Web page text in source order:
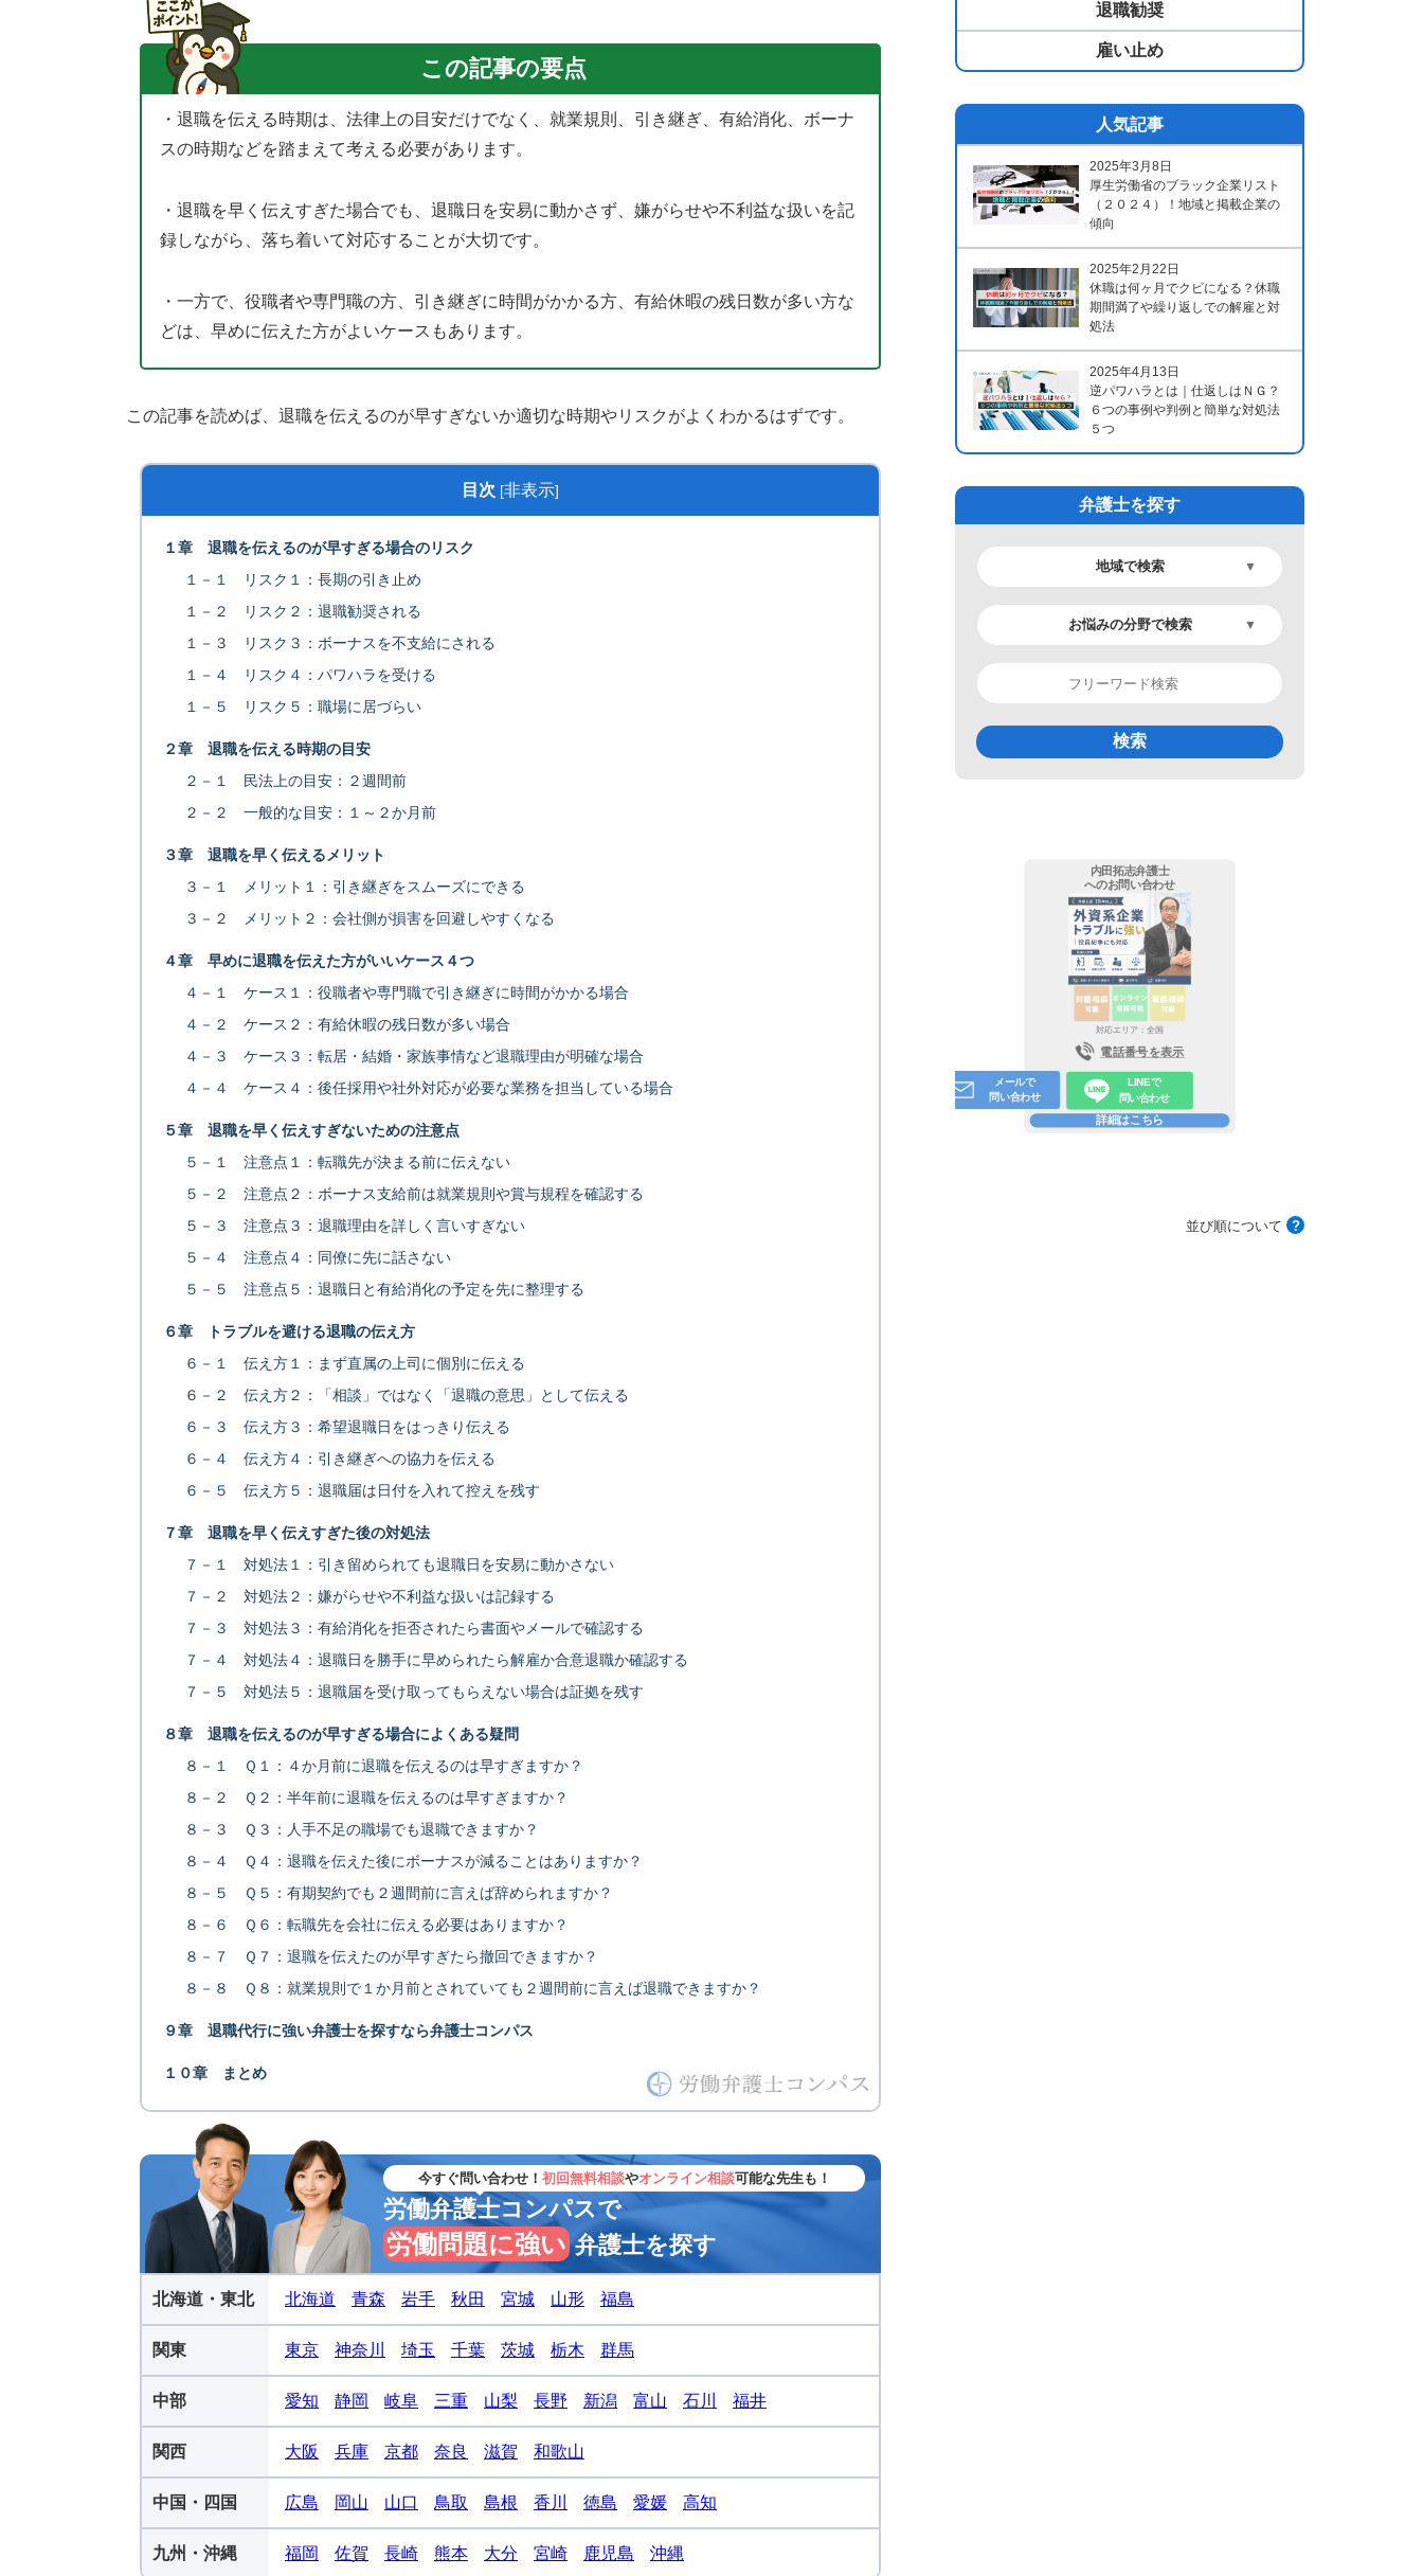
この記事の要点
・退職を伝える時期は、法律上の目安だけでなく、就業規則、引き継ぎ、有給消化、ボーナ
スの時期などを踏まえて考える必要があります。
・退職を早く伝えすぎた場合でも、退職日を安易に動かさず、嫌がらせや不利益な扱いを記
録しながら、落ち着いて対応することが大切です。
・一方で、役職者や専門職の方、引き継ぎに時間がかかる方、有給休暇の残日数が多い方な
どは、早めに伝えた方がよいケースもあります。
この記事を読めば、退職を伝えるのが早すぎないか適切な時期やリスクがよくわかるはずです。
目次 [非表示]
１章 退職を伝えるのが早すぎる場合のリスク
１－１ リスク１：長期の引き止め
１－２ リスク２：退職勧奨される
１－３ リスク３：ボーナスを不支給にされる
１－４ リスク４：パワハラを受ける
１－５ リスク５：職場に居づらい
２章 退職を伝える時期の目安
２－１ 民法上の目安：２週間前
２－２ 一般的な目安：１～２か月前
３章 退職を早く伝えるメリット
３－１ メリット１：引き継ぎをスムーズにできる
３－２ メリット２：会社側が損害を回避しやすくなる
４章 早めに退職を伝えた方がいいケース４つ
４－１ ケース１：役職者や専門職で引き継ぎに時間がかかる場合
４－２ ケース２：有給休暇の残日数が多い場合
４－３ ケース３：転居・結婚・家族事情など退職理由が明確な場合
４－４ ケース４：後任採用や社外対応が必要な業務を担当している場合
５章 退職を早く伝えすぎないための注意点
５－１ 注意点１：転職先が決まる前に伝えない
５－２ 注意点２：ボーナス支給前は就業規則や賞与規程を確認する
５－３ 注意点３：退職理由を詳しく言いすぎない
５－４ 注意点４：同僚に先に話さない
５－５ 注意点５：退職日と有給消化の予定を先に整理する
６章 トラブルを避ける退職の伝え方
６－１ 伝え方１：まず直属の上司に個別に伝える
６－２ 伝え方２：「相談」ではなく「退職の意思」として伝える
６－３ 伝え方３：希望退職日をはっきり伝える
６－４ 伝え方４：引き継ぎへの協力を伝える
６－５ 伝え方５：退職届は日付を入れて控えを残す
７章 退職を早く伝えすぎた後の対処法
７－１ 対処法１：引き留められても退職日を安易に動かさない
７－２ 対処法２：嫌がらせや不利益な扱いは記録する
７－３ 対処法３：有給消化を拒否されたら書面やメールで確認する
７－４ 対処法４：退職日を勝手に早められたら解雇か合意退職か確認する
７－５ 対処法５：退職届を受け取ってもらえない場合は証拠を残す
８章 退職を伝えるのが早すぎる場合によくある疑問
８－１ Ｑ１：４か月前に退職を伝えるのは早すぎますか？
８－２ Ｑ２：半年前に退職を伝えるのは早すぎますか？
８－３ Ｑ３：人手不足の職場でも退職できますか？
８－４ Ｑ４：退職を伝えた後にボーナスが減ることはありますか？
８－５ Ｑ５：有期契約でも２週間前に言えば辞められますか？
８－６ Ｑ６：転職先を会社に伝える必要はありますか？
８－７ Ｑ７：退職を伝えたのが早すぎたら撤回できますか？
８－８ Ｑ８：就業規則で１か月前とされていても２週間前に言えば退職できますか？
９章 退職代行に強い弁護士を探すなら弁護士コンパス
１０章 まとめ
今すぐ問い合わせ！ 初回無料相談やオンライン相談可能な先生も！
労働弁護士コンパスで
労働問題に強い 弁護士を探す
北海道・東北 北海道 青森 岩手 秋田 宮城 山形 福島
関東 東京 神奈川 埼玉 千葉 茨城 栃木 群馬
中部 愛知 静岡 岐阜 三重 山梨 長野 新潟 富山 石川 福井
関西 大阪 兵庫 京都 奈良 滋賀 和歌山
中国・四国 広島 岡山 山口 鳥取 島根 香川 徳島 愛媛 高知
九州・沖縄 福岡 佐賀 長崎 熊本 大分 宮崎 鹿児島 沖縄
退職勧奨
雇い止め
人気記事
2025年3月8日
厚生労働省のブラック企業リスト
（２０２４）！地域と掲載企業の
傾向
2025年2月22日
休職は何ヶ月でクビになる？休職
期間満了や繰り返しでの解雇と対
処法
2025年4月13日
逆パワハラとは｜仕返しはＮＧ？
６つの事例や判例と簡単な対処法
５つ
弁護士を探す
検索
並び順について ?
内田拓志弁護士
へのお問い合わせ
対応エリア：全国
電話番号を表示
メールで
問い合わせ
LINEで
問い合わせ
詳細はこちら